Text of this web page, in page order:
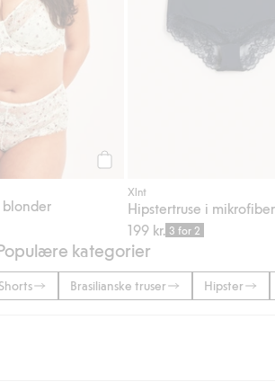
blonder
Xlnt
Hipstertruse i mikrofiber
199 kr. 3 for 2
kategorier
Shorts Brasilianske truser Hipster